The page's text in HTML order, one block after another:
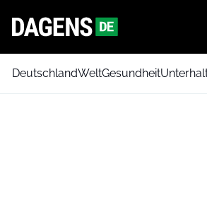
DeutschlandWeltGesundheit